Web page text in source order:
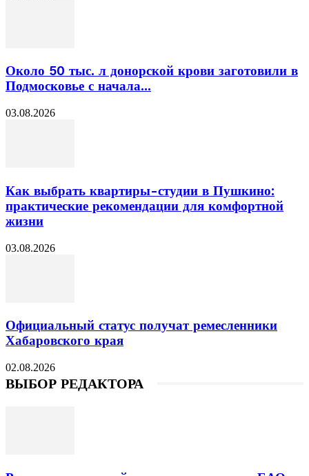
Около 50 тыс. л донорской крови заготовили в
Подмосковье с начала...
03.08.2026
Как выбрать квартиры-студии в Пушкино:
практические рекомендации для комфортной
жизни
03.08.2026
Официальный статус получат ремесленники
Хабаровского края
02.08.2026
ВЫБОР РЕДАКТОРА